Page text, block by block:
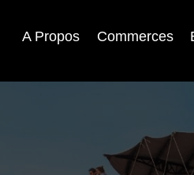
A Propos Commerces